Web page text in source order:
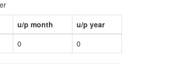
u/p month
u/p year
0 0